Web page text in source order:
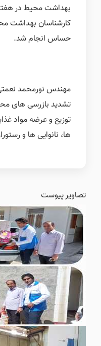
بهداشت محیط در
کارشناسان بهداشت
حساس انجام شد.
مهندس نورمحمد
تشدید بازرسی های
توزیع و عرضه مواد
ها، نانوایی ها و
تصاویر پیوست